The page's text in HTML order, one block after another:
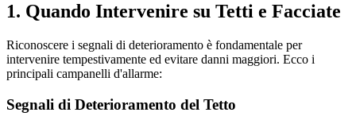
1. Quando Intervenire su Tetti e Facciate
Riconoscere i segnali di deterioramento è fondamentale per
intervenire tempestivamente ed evitare danni maggiori. Ecco i
principali campanelli d'allarme:
Segnali di Deterioramento del Tetto